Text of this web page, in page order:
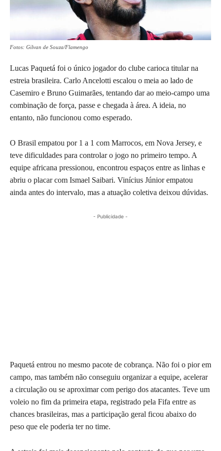
Fotos: Gilvan de Souza/Flamengo
Lucas Paquetá foi o único jogador do clube carioca titular na
estreia brasileira. Carlo Ancelotti escalou o meia ao lado de
Casemiro e Bruno Guimarães, tentando dar ao meio-campo uma
combinação de força, passe e chegada à área. A ideia, no
entanto, não funcionou como esperado.
O Brasil empatou por 1 a 1 com Marrocos, em Nova Jersey, e
teve dificuldades para controlar o jogo no primeiro tempo. A
equipe africana pressionou, encontrou espaços entre as linhas e
abriu o placar com Ismael Saibari. Vinícius Júnior empatou
ainda antes do intervalo, mas a atuação coletiva deixou dúvidas.
- Publicidade -
Paquetá entrou no mesmo pacote de cobrança. Não foi o pior em
campo, mas também não conseguiu organizar a equipe, acelerar
a circulação ou se aproximar com perigo dos atacantes. Teve um
voleio no fim da primeira etapa, registrado pela Fifa entre as
chances brasileiras, mas a participação geral ficou abaixo do
peso que ele poderia ter no time.